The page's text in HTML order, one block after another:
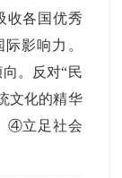
收各国优秀
影响力。
。反对“民
文化的精华
④立足社会